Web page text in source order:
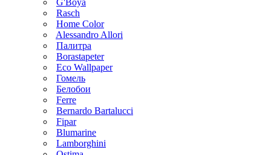
Rasch
Home Color
Alessandro Allori
Палитра
Borastapeter
Eco Wallpaper
Гомель
Белобои
Ferre
Bernardo Bartalucci
Fipar
Blumarine
Lamborghini